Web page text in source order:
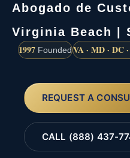
Abogado de
Virginia Beach |
1997 FoundedVA · MD · DC
REQUEST A
CALL (888) 437-